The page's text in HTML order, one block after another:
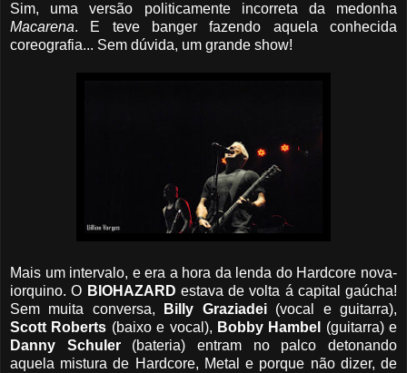
Sim, uma versão politicamente incorreta da medonha
Macarena. E teve banger fazendo aquela conhecida
coreografia... Sem dúvida, um grande show!
Mais um intervalo, e era a hora da lenda do Hardcore nova-
iorquino. O BIOHAZARD estava de volta á capital gaúcha!
Sem muita conversa,
Billy Graziadei(vocal e guitarra),
Scott Roberts (baixo e vocal), Bobby Hambel
(guitarra) e
Danny
Schuler(bateria) entram no palco detonando
aquela mistura de Hardcore, Metal e porque não dizer, de